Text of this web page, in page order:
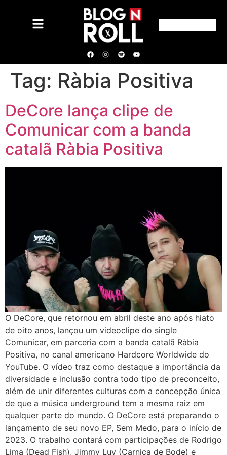
Tag: Ràbia Positiva
DeCore lança clipe de
Comunicar com a banda
catalã Ràbia Positiva
O DeCore, que retornou em abril deste ano após hiato
de oito anos, lançou um videoclipe do single
Comunicar, em parceria com a banda catalã Ràbia
Positiva, no canal americano Hardcore Worldwide do
YouTube. O vídeo traz como destaque a importância da
diversidade e inclusão contra todo tipo de preconceito,
além de unir diferentes culturas com a concepção única
de que a música underground tem a mesma raiz em
qualquer parte do mundo. O DeCore está preparando o
lançamento de seu novo EP, Sem Medo, para o início de
2023. O trabalho contará com participações de Rodrigo
Lima (Dead Fish), Jimmy Luv (Carniça de Bode) e